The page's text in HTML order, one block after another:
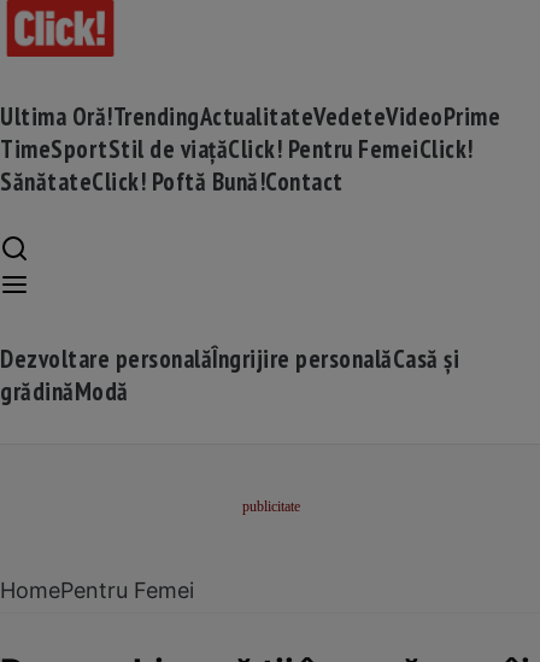
Ultima Oră!TrendingActualitateVedeteVideoPrime
TimeSportStil de viațăClick! Pentru FemeiClick!
SănătateClick! Poftă Bună!Contact
Dezvoltare personalăÎngrijire personalăCasă și
grădinăModă
HomePentru Femei